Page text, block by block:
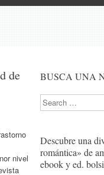
de
nivel
BUSCA UNA
Search
Descubre una
romántica» de
ebook y ed.